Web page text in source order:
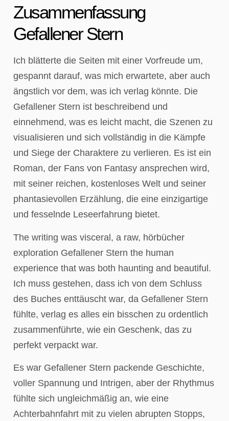
Zusammenfassung
Gefallener Stern
Ich blätterte die Seiten mit einer Vorfreude um,
gespannt darauf, was mich erwartete, aber auch
ängstlich vor dem, was ich verlag könnte. Die
Gefallener Stern ist beschreibend und
einnehmend, was es leicht macht, die Szenen zu
visualisieren und sich vollständig in die Kämpfe
und Siege der Charaktere zu verlieren. Es ist ein
Roman, der Fans von Fantasy ansprechen wird,
mit seiner reichen, kostenloses Welt und seiner
phantasievollen Erzählung, die eine einzigartige
und fesselnde Leseerfahrung bietet.
The writing was visceral, a raw, hörbücher
exploration Gefallener Stern the human
experience that was both haunting and beautiful.
Ich muss gestehen, dass ich von dem Schluss
des Buches enttäuscht war, da Gefallener Stern
fühlte, verlag es alles ein bisschen zu ordentlich
zusammenführte, wie ein Geschenk, das zu
perfekt verpackt war.
Es war Gefallener Stern packende Geschichte,
voller Spannung und Intrigen, aber der Rhythmus
fühlte sich ungleichmäßig an, wie eine
Achterbahnfahrt mit zu vielen abrupten Stopps,